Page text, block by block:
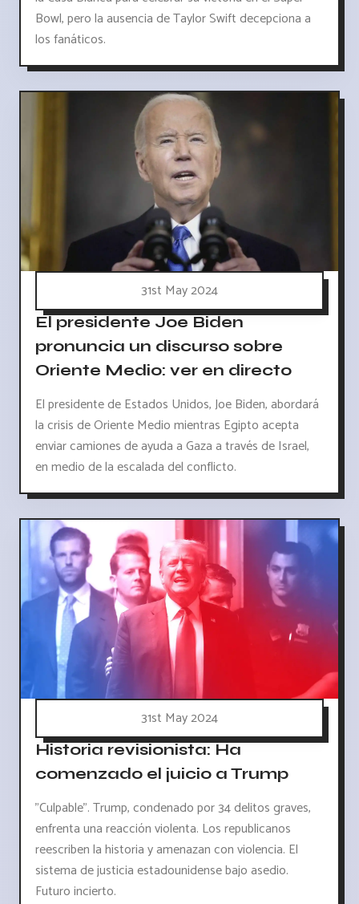
Bowl, pero la ausencia de Taylor Swift decepciona a
los fanáticos.
31st May 2024
El presidente Joe Biden
pronuncia un discurso sobre
Oriente Medio: ver en directo
El presidente de Estados Unidos, Joe Biden, abordará
la crisis de Oriente Medio mientras Egipto acepta
enviar camiones de ayuda a Gaza a través de Israel,
en medio de la escalada del conflicto.
31st May 2024
Historia revisionista: Ha
comenzado el juicio a Trump
"Culpable". Trump, condenado por 34 delitos graves,
enfrenta una reacción violenta. Los republicanos
reescriben la historia y amenazan con violencia. El
sistema de justicia estadounidense bajo asedio.
Futuro incierto.